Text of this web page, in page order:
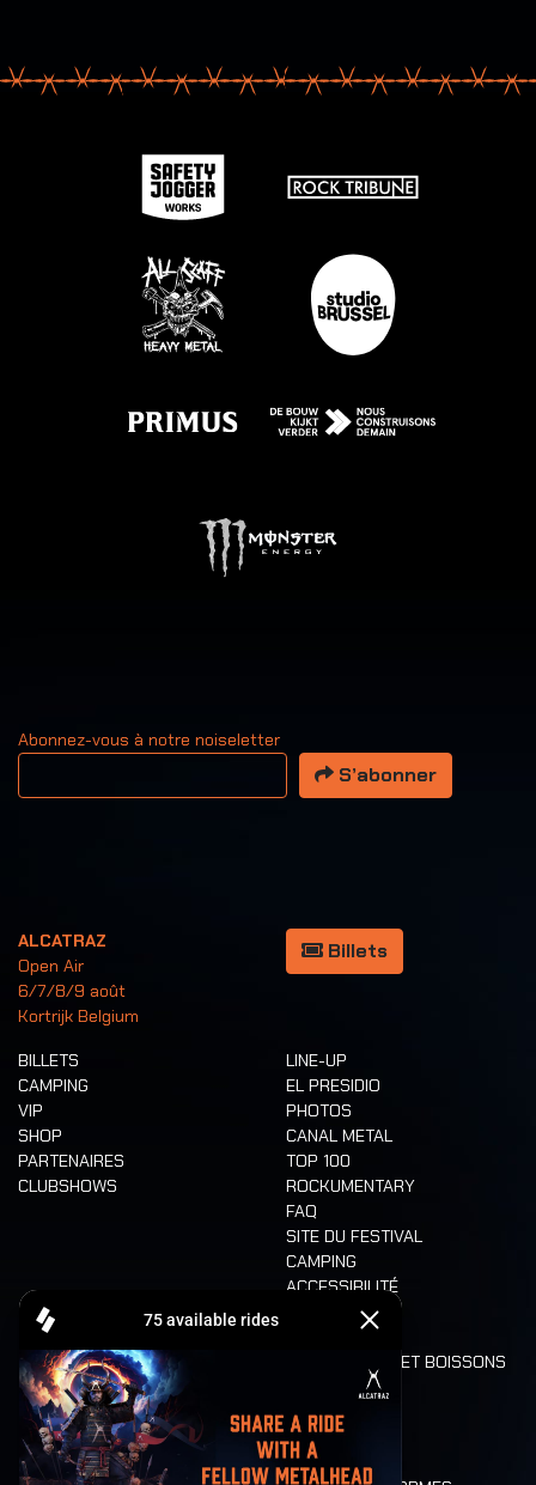
Abonnez-vous à notre noiseletter
Votre adresse email
S’abonner
ALCATRAZ
Open Air
6/7/8/9 août
Kortrijk Belgium
Billets
BILLETS
CAMPING
VIP
SHOP
PARTENAIRES
CLUBSHOWS
LINE-UP
EL PRESIDIO
PHOTOS
CANAL METAL
TOP 100
ROCKUMENTARY
FAQ
SITE DU FESTIVAL
CAMPING
ACCESSIBILITÉ
CASHLESS
ALIMENTATION ET BOISSONS
LONE WOLVES
PLAN
DEATH RIDE